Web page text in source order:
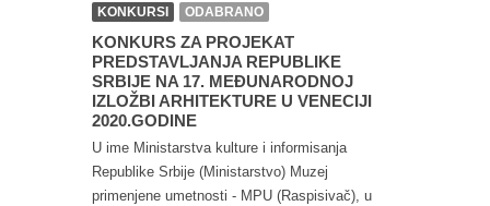
KONKURSI
ODABRANO
KONKURS ZA PROJEKAT
PREDSTAVLJANJA REPUBLIKE
SRBIJE NA 17. MEĐUNARODNOJ
IZLOŽBI ARHITEKTURE U VENECIJI
2020.GODINE
U ime Ministarstva kulture i informisanja
Republike Srbije (Ministarstvo) Muzej
primenjene umetnosti - MPU (Raspisivač), u